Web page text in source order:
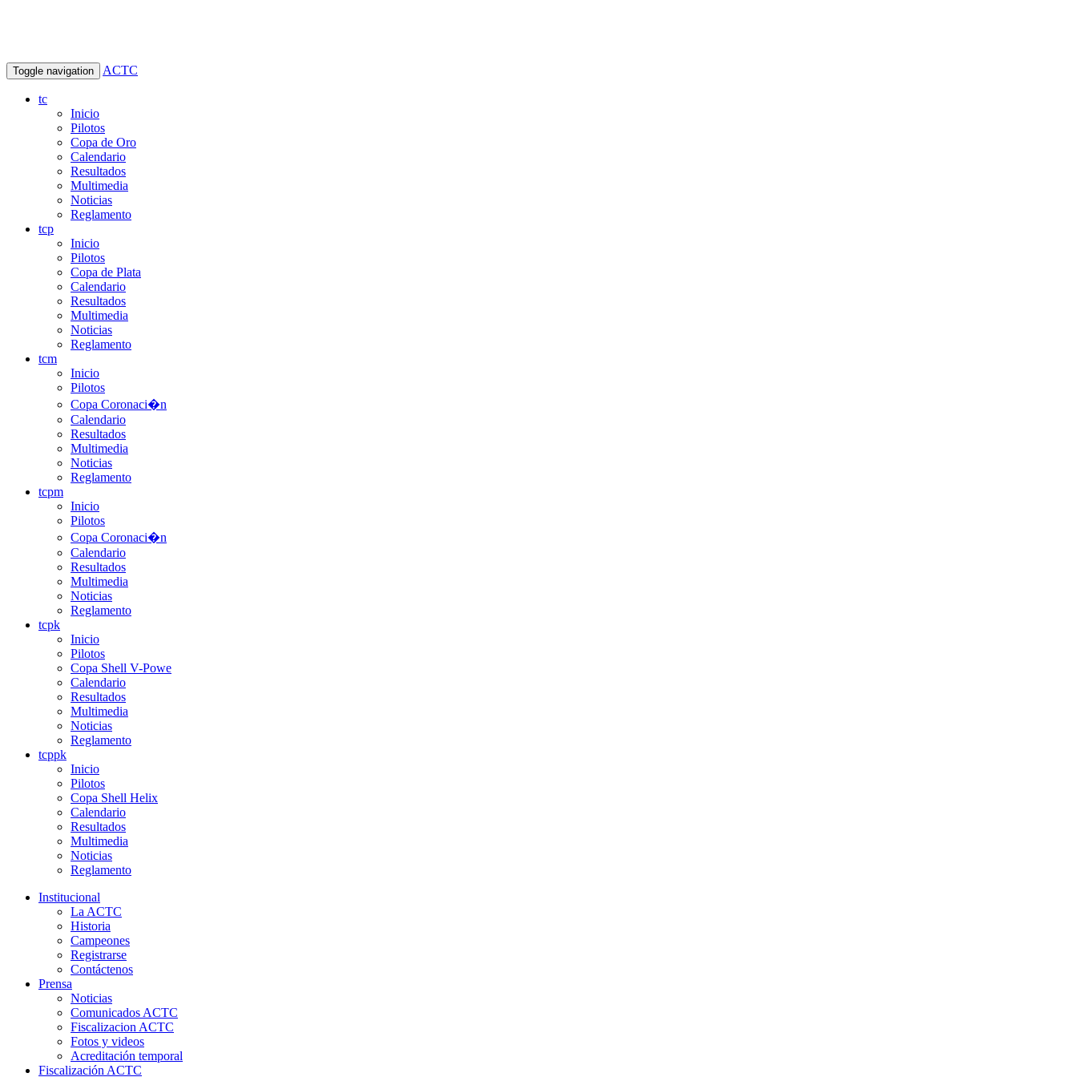
Toggle navigation ACTC
tc
Inicio
Pilotos
Copa de Oro
Calendario
Resultados
Multimedia
Noticias
Reglamento
tcp
Inicio
Pilotos
Copa de Plata
Calendario
Resultados
Multimedia
Noticias
Reglamento
tcm
Inicio
Pilotos
Copa Coronaci�n
Calendario
Resultados
Multimedia
Noticias
Reglamento
tcpm
Inicio
Pilotos
Copa Coronaci�n
Calendario
Resultados
Multimedia
Noticias
Reglamento
tcpk
Inicio
Pilotos
Copa Shell V-Powe
Calendario
Resultados
Multimedia
Noticias
Reglamento
tcppk
Inicio
Pilotos
Copa Shell Helix
Calendario
Resultados
Multimedia
Noticias
Reglamento
Institucional
La ACTC
Historia
Campeones
Registrarse
Contáctenos
Prensa
Noticias
Comunicados ACTC
Fiscalizacion ACTC
Fotos y videos
Acreditación temporal
Fiscalización ACTC